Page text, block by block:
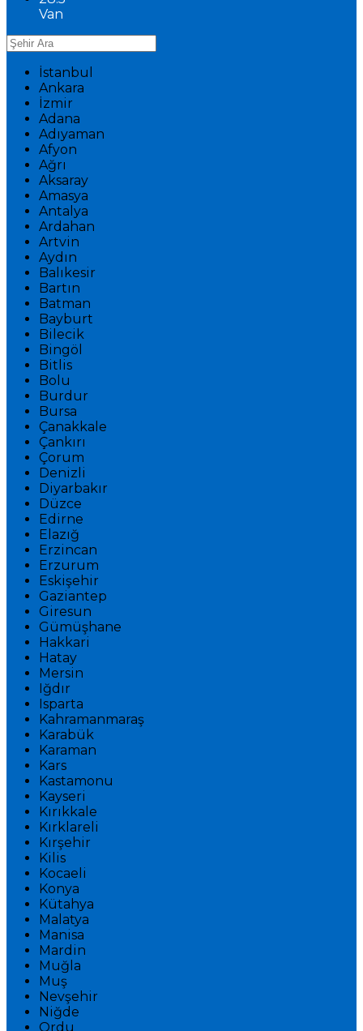
Van
İstanbul
Ankara
İzmir
Adana
Adıyaman
Afyon
Ağrı
Aksaray
Amasya
Antalya
Ardahan
Artvin
Aydın
Balıkesir
Bartın
Batman
Bayburt
Bilecik
Bingöl
Bitlis
Bolu
Burdur
Bursa
Çanakkale
Çankırı
Çorum
Denizli
Diyarbakır
Düzce
Edirne
Elazığ
Erzincan
Erzurum
Eskişehir
Gaziantep
Giresun
Gümüşhane
Hakkari
Hatay
Mersin
Iğdır
Isparta
Kahramanmaraş
Karabük
Karaman
Kars
Kastamonu
Kayseri
Kırıkkale
Kırklareli
Kırşehir
Kilis
Kocaeli
Konya
Kütahya
Malatya
Manisa
Mardin
Muğla
Muş
Nevşehir
Niğde
Ordu